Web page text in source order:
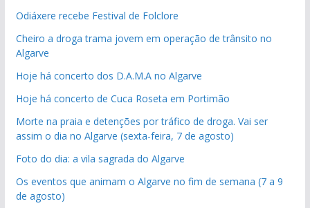
Odiáxere recebe Festival de Folclore
Cheiro a droga trama jovem em operação de trânsito no
Algarve
Hoje há concerto dos D.A.M.A no Algarve
Hoje há concerto de Cuca Roseta em Portimão
Morte na praia e detenções por tráfico de droga. Vai ser
assim o dia no Algarve (sexta-feira, 7 de agosto)
Foto do dia: a vila sagrada do Algarve
Os eventos que animam o Algarve no fim de semana (7 a 9
de agosto)